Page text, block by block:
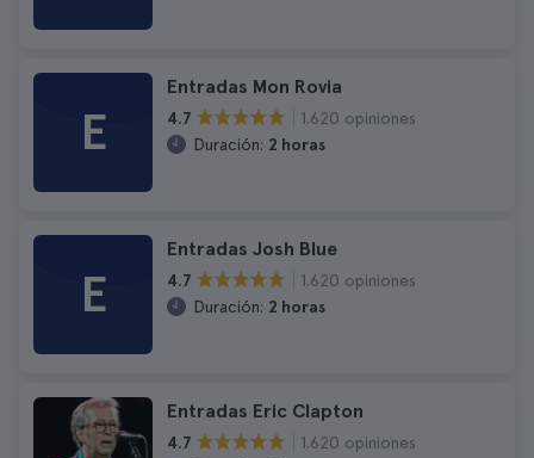
E
Entradas Mon Rovia
4.7
1.620 opiniones
Duración: 2 horas
E
Entradas Josh Blue
4.7
1.620 opiniones
Duración: 2 horas
Entradas Eric Clapton
4.7
1.620 opiniones